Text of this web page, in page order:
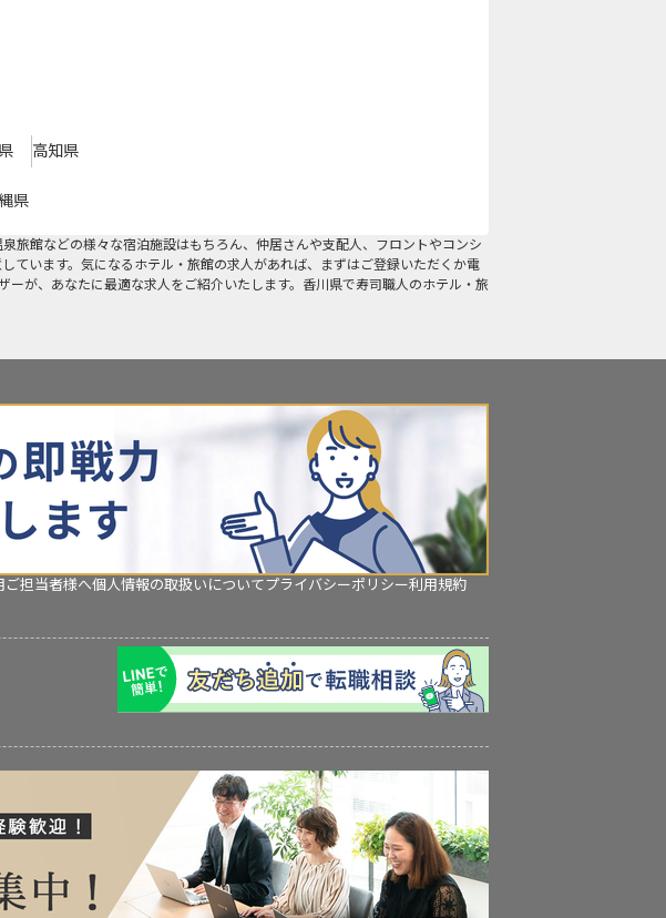
高知県
県
旅館などの様々な宿泊施設はもちろん、仲居さんや支配人、フロントやコンシ
ています。気になるホテル・旅館の求人があれば、まずはご登録いただくか電
が、あなたに最適な求人をご紹介いたします。香川県で寿司職人のホテル・旅
ご担当者様へ個人情報の取扱いについてプライバシーポリシー利用規約